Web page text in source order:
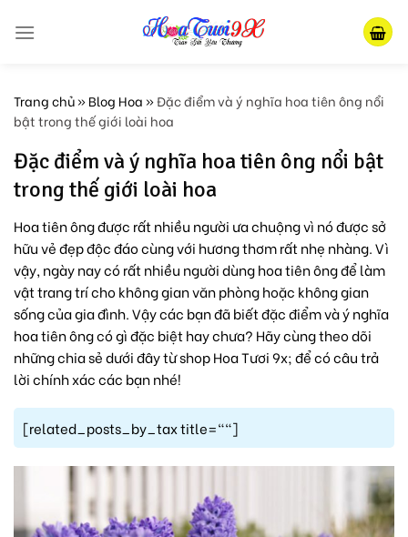
Trang chủ»Blog Hoa»Đặc điểm và ý nghĩa hoa tiên ông nổi
bật trong thế giới loài hoa
Đặc điểm và ý nghĩa hoa tiên ông nổi bật
trong thế giới loài hoa
Hoa tiên ông được rất nhiều người ưa chuộng vì nó được sở
hữu vẻ đẹp độc đáo cùng với hương thơm rất nhẹ nhàng. Vì
vậy, ngày nay có rất nhiều người dùng hoa tiên ông để làm
vật trang trí cho không gian văn phòng hoặc không gian
sống của gia đình. Vậy các bạn đã biết đặc điểm và ý nghĩa
hoa tiên ông có gì đặc biệt hay chưa? Hãy cùng theo dõi
những chia sẻ dưới đây từ shop Hoa Tươi 9x; để có câu trả
lời chính xác các bạn nhé!
[related_posts_by_tax title=""]